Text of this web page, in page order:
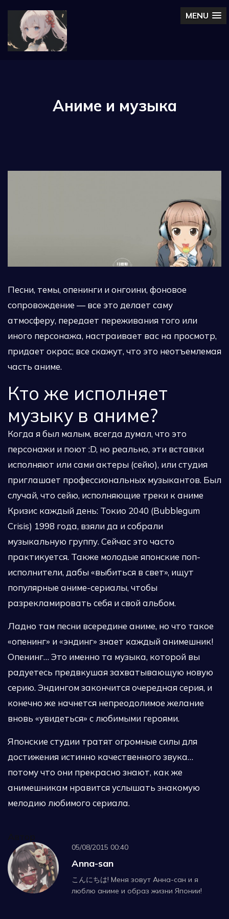
MENU
Аниме и музыка
Песни, темы, опенинги и онгоини, фоновое
сопровождение — все это делает саму
атмосферу, передает переживания того или
иного персонажа, настраивает вас на просмотр,
придает окрас; все скажут, что это неотъемлемая
часть аниме.
Кто же исполняет
музыку в аниме?
Когда я был малым, всегда думал, что это
персонажи и поют :D, но реально, эти вставки
исполняют или сами актеры (сейю), или студия
приглашает профессиональных музыкантов. Был
случай, что сейю, исполняющие треки к аниме
Кризис каждый день: Токио 2040 (Bubblegum
Crisis) 1998 года, взяли да и собрали
музыкальную группу. Сейчас это часто
практикуется. Также молодые японские поп-
исполнители, дабы «выбиться в свет», ищут
популярные аниме-сериалы, чтобы
разрекламировать себя и свой альбом.
Ладно там песни всередине аниме, но что такое
«опенинг» и «эндинг» знает каждый анимешник!
Опенинг… Это именно та музыка, которой вы
радуетесь предвкушая захватывающую новую
серию. Эндингом закончится очередная серия, и
конечно же начнется непреодолимое желание
вновь «увидеться» с любимыми героями.
Японские студии тратят огромные силы для
достижения истинно качественного звука…
потому что они прекрасно знают, как же
анимешникам нравится услышать знакомую
мелодию любимого сериала.
Автор
05/08/2015 00:40
Anna-san
こんにちは! Меня зовут Анна-сан и я
люблю аниме и образ жизни Японии!